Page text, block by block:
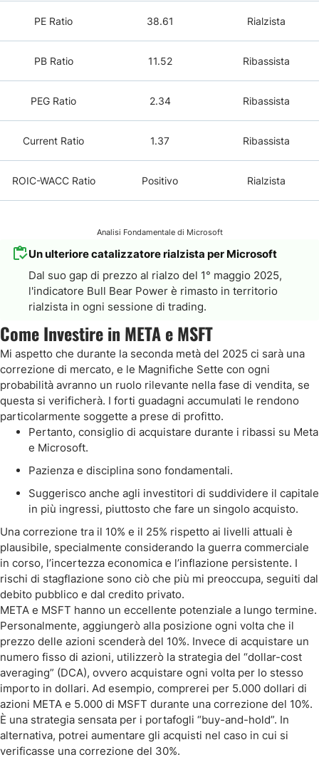
PE Ratio 38.61 Rialzista
PB Ratio 11.52 Ribassista
PEG Ratio 2.34 Ribassista
Current Ratio 1.37 Ribassista
ROIC-WACC Ratio Positivo Rialzista
Analisi Fondamentale di Microsoft
Un ulteriore catalizzatore rialzista per Microsoft
Dal suo gap di prezzo al rialzo del 1° maggio 2025,
l'indicatore Bull Bear Power è rimasto in territorio
rialzista in ogni sessione di trading.
Come Investire in META e MSFT
Mi aspetto che durante la seconda metà del 2025 ci sarà una
correzione di mercato, e le Magnifiche Sette con ogni
probabilità avranno un ruolo rilevante nella fase di vendita, se
questa si verificherà. I forti guadagni accumulati le rendono
particolarmente soggette a prese di profitto.
Pertanto, consiglio di acquistare durante i ribassi su Meta
e Microsoft.
Pazienza e disciplina sono fondamentali.
Suggerisco anche agli investitori di suddividere il capitale
in più ingressi, piuttosto che fare un singolo acquisto.
Una correzione tra il 10% e il 25% rispetto ai livelli attuali è
plausibile, specialmente considerando la guerra commerciale
in corso, l’incertezza economica e l’inflazione persistente. I
rischi di stagflazione sono ciò che più mi preoccupa, seguiti dal
debito pubblico e dal credito privato.
META e MSFT hanno un eccellente potenziale a lungo termine.
Personalmente, aggiungerò alla posizione ogni volta che il
prezzo delle azioni scenderà del 10%. Invece di acquistare un
numero fisso di azioni, utilizzerò la strategia del “dollar-cost
averaging” (DCA), ovvero acquistare ogni volta per lo stesso
importo in dollari. Ad esempio, comprerei per 5.000 dollari di
azioni META e 5.000 di MSFT durante una correzione del 10%.
È una strategia sensata per i portafogli “buy-and-hold”. In
alternativa, potrei aumentare gli acquisti nel caso in cui si
verificasse una correzione del 30%.